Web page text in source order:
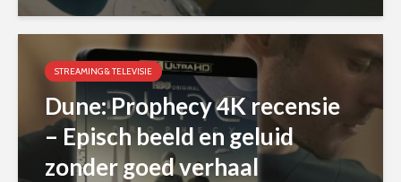
STREAMING & TELEVISIE
Dune: Prophecy 4K recensie
– Episch beeld en geluid
zonder goed verhaal